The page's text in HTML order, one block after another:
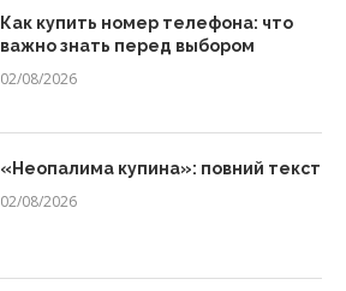
Как купить номер телефона: что
важно знать перед выбором
02/08/2026
«Неопалима купина»: повний текст
02/08/2026